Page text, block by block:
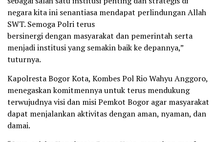
negara kita ini senantiasa mendapat perlindungan Allah
SWT. Semoga Polri terus
bersinergi dengan masyarakat dan pemerintah serta
menjadi institusi yang semakin baik ke depannya,”
tuturnya.
Kapolresta Bogor Kota, Kombes Pol Rio Wahyu Anggoro,
menegaskan komitmennya untuk terus mendukung
terwujudnya visi dan misi Pemkot Bogor agar masyarakat
dapat menjalankan aktivitas dengan aman, nyaman, dan
damai.